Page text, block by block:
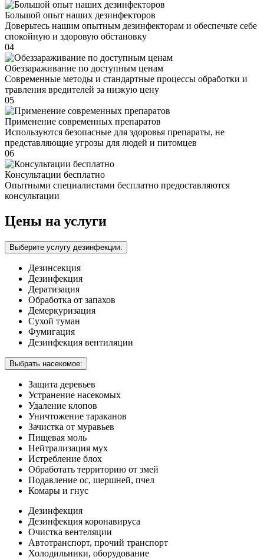
Большой опыт наших дезинфекторов
Доверьтесь нашим опытным дезинфекторам и обеспечьте себе
спокойную и здоровую обстановку
04
Обеззараживание по доступным ценам
Современные методы и стандартные процессы обработки и
травления вредителей за низкую цену
05
Применение современных препаратов
Используются безопасные для здоровья препараты, не
представляющие угрозы для людей и питомцев
06
Консультации бесплатно
Опытными специалистами бесплатно предоставляются
консультации
Цены на услуги
Выберите услугу дезинфекции:
Дезинсекция
Дезинфекция
Дератизация
Обработка от запахов
Демеркуризация
Сухой туман
Фумигация
Дезинфекция вентиляции
Выбрать насекомое:
Защита деревьев
Устранение насекомых
Удаление клопов
Уничтожение тараканов
Зачистка от муравьев
Пищевая моль
Нейтрализация мух
Истребление блох
Обработать территорию от змей
Подавление ос, шершней, пчел
Комары и гнус
Дезинфекция
Дезинфекция коронавируса
Очистка вентеляции
Автотранспорт, прочий транспорт
Холодильники, оборудование